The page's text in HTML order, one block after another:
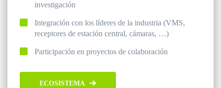
investigación
Integración con los líderes de la industria (VMS,
receptores de estación central, cámaras, …)
Participación en proyectos de colaboración
ECOSISTEMA